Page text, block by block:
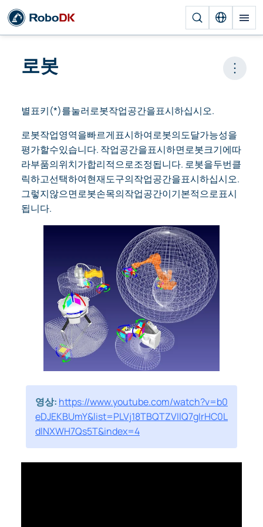
로봇 Open
별표키(*)를눌러로봇작업공간을표시하십시오.
로봇작업영역을빠르게표시하여로봇의도달가능성을
평가할수있습니다. 작업공간을표시하면로봇크기에따
라부품의위치가합리적으로조정됩니다. 로봇을두번클
릭하고선택하여현재도구의작업공간을표시하십시오.
그렇지않으면로봇손목의작업공간이기본적으로표시
됩니다.
영상: https://www.youtube.com/watch?v=b0
eDJEKBUmY&list=PLVj18TBQTZVllQ7gIrHC0L
dlNXWH7Qs5T&index=4